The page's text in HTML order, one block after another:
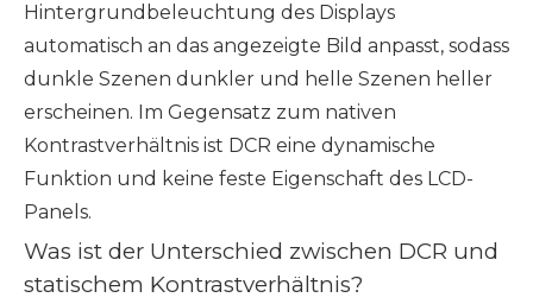
Hintergrundbeleuchtung des Displays
automatisch an das angezeigte Bild anpasst, sodass
dunkle Szenen dunkler und helle Szenen heller
erscheinen. Im Gegensatz zum nativen
Kontrastverhältnis ist DCR eine dynamische
Funktion und keine feste Eigenschaft des LCD-
Panels.
Was ist der Unterschied zwischen DCR und
statischem Kontrastverhältnis?